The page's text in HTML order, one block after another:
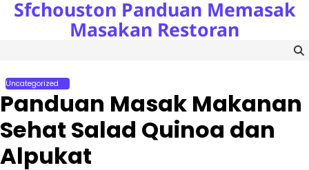
SkipSfchouston Panduan Memasak
Masakan Restoran
Uncategorized
Panduan Masak Makanan
Sehat Salad Quinoa dan
Alpukat